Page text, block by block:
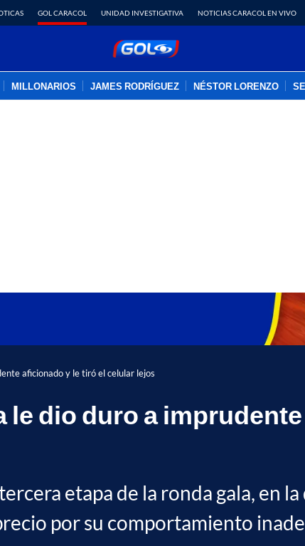
GOL CARACOL UNIDAD INVESTIGATIVA NOTICIAS CARACOL EN VIVO
MILLONARIOS JAMES RODRÍGUEZ NÉSTOR LORENZO
aficionado y le tiró el celular lejos
le dio duro a
etapa de la ronda gala, en
por su comportamiento